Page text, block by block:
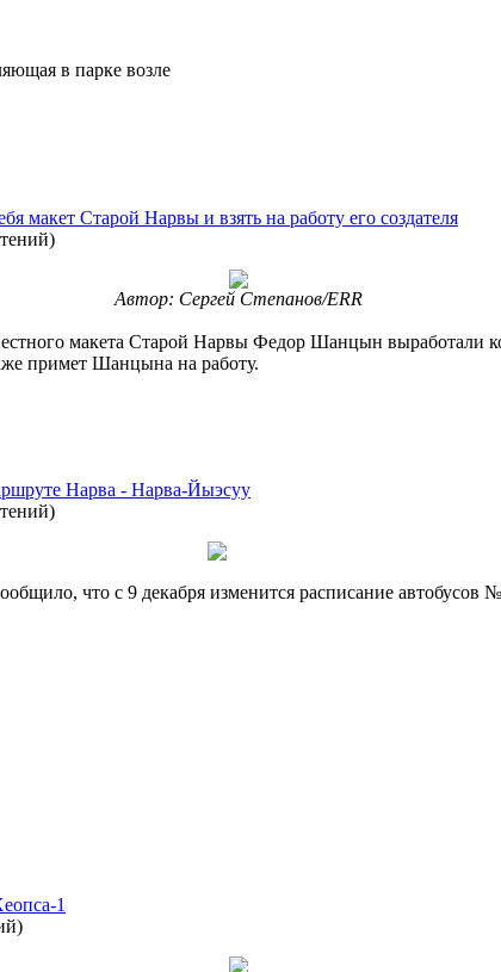
в парке возле
макет Старой Нарвы и взять на работу его создателя
)
Автор: Сергей Степанов/ERR
макета Старой Нарвы Федор Шанцын выработали
примет Шанцына на работу.
Нарва - Нарва-Йыэсуу
)
что с 9 декабря изменится расписание
1
)